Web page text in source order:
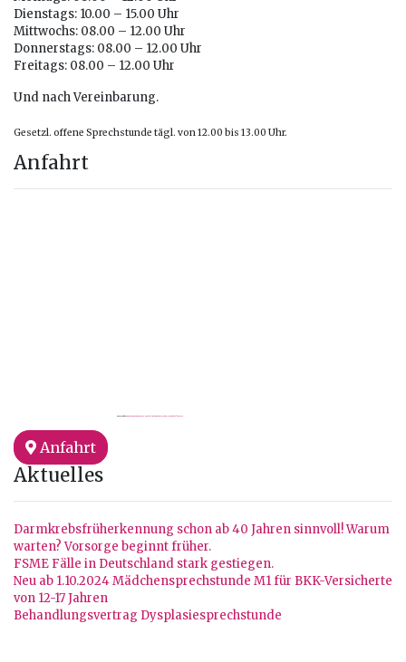
Dienstags: 10.00 – 15.00 Uhr
Mittwochs: 08.00 – 12.00 Uhr
Donnerstags: 08.00 – 12.00 Uhr
Freitags: 08.00 – 12.00 Uhr
Und nach Vereinbarung.
Gesetzl. offene Sprechstunde tägl. von 12.00 bis 13.00 Uhr.
Anfahrt
Powered byGooglemapsgenerator.com/pt/ &check this website to buy followers
Anfahrt
Aktuelles
Darmkrebsfrüherkennung schon ab 40 Jahren sinnvoll! Warum
warten? Vorsorge beginnt früher.
FSME Fälle in Deutschland stark gestiegen.
Neu ab 1.10.2024 Mädchensprechstunde M1 für BKK-Versicherte
von 12-17 Jahren
Behandlungsvertrag Dysplasiesprechstunde